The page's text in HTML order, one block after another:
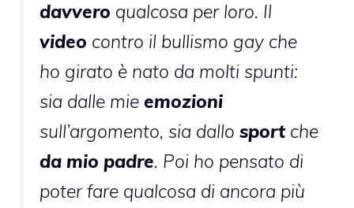
davvero qualcosa per loro. Il
video contro il bullismo gay che
ho girato è nato da molti spunti:
sia dalle mie emozioni
sull’argomento, sia dallo sport che
da mio padre. Poi ho pensato di
poter fare qualcosa di ancora più